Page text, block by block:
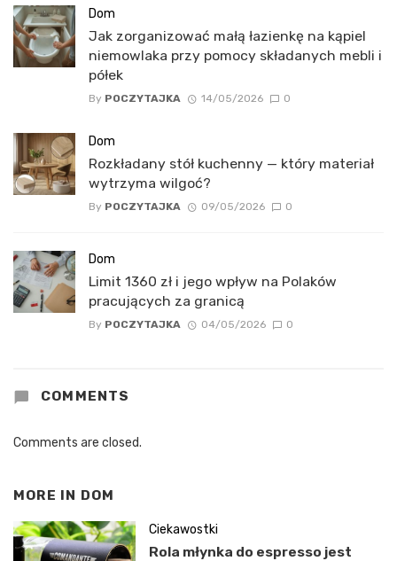
Dom
Jak zorganizować małą łazienkę na kąpiel
niemowlaka przy pomocy składanych mebli i
półek
By POCZYTAJKA 14/05/2026 0
Dom
Rozkładany stół kuchenny — który materiał
wytrzyma wilgoć?
By POCZYTAJKA 09/05/2026 0
Dom
Limit 1360 zł i jego wpływ na Polaków
pracujących za granicą
By POCZYTAJKA 04/05/2026 0
COMMENTS
Comments are closed.
MORE IN DOM
Ciekawostki
Rola młynka do espresso jest